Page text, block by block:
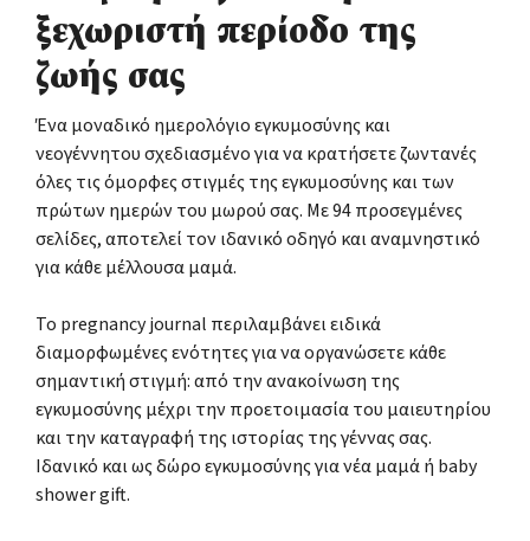
ξεχωριστή περίοδο της
ζωής σας
Ένα μοναδικό ημερολόγιο εγκυμοσύνης και
νεογέννητου σχεδιασμένο για να κρατήσετε ζωντανές
όλες τις όμορφες στιγμές της εγκυμοσύνης και των
πρώτων ημερών του μωρού σας. Με 94 προσεγμένες
σελίδες, αποτελεί τον ιδανικό οδηγό και αναμνηστικό
για κάθε μέλλουσα μαμά.
Το pregnancy journal περιλαμβάνει ειδικά
διαμορφωμένες ενότητες για να οργανώσετε κάθε
σημαντική στιγμή: από την ανακοίνωση της
εγκυμοσύνης μέχρι την προετοιμασία του μαιευτηρίου
και την καταγραφή της ιστορίας της γέννας σας.
Ιδανικό και ως δώρο εγκυμοσύνης για νέα μαμά ή baby
shower gift.